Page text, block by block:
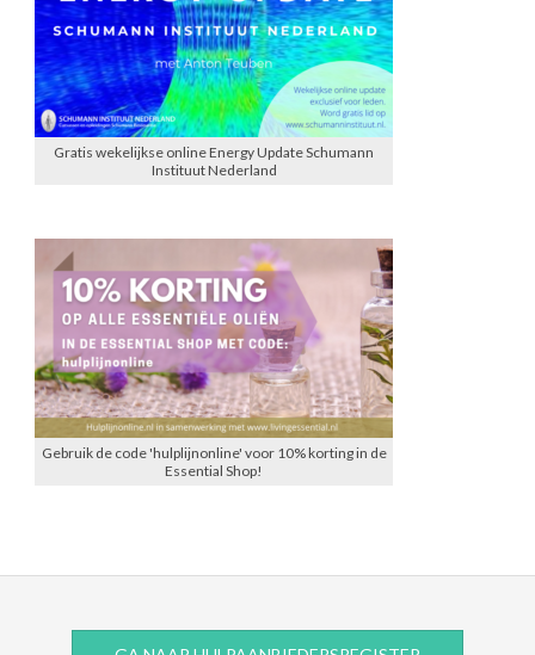
Gratis wekelijkse online Energy Update Schumann
Instituut Nederland
Gebruik de code 'hulplijnonline' voor 10% korting in de
Essential Shop!